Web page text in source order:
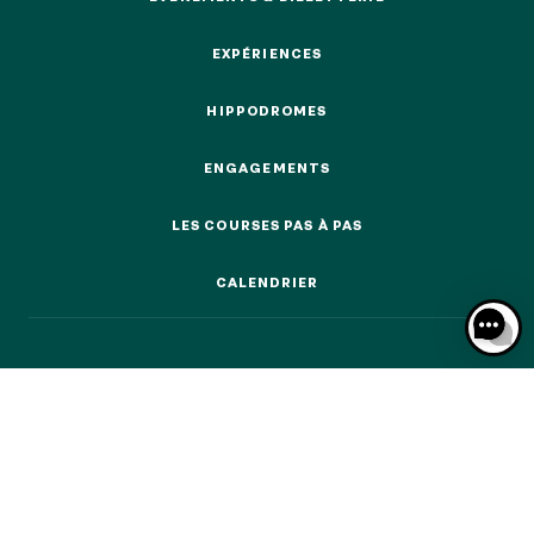
EXPÉRIENCES
HIPPODROMES
ENGAGEMENTS
LES COURSES PAS À PAS
CALENDRIER